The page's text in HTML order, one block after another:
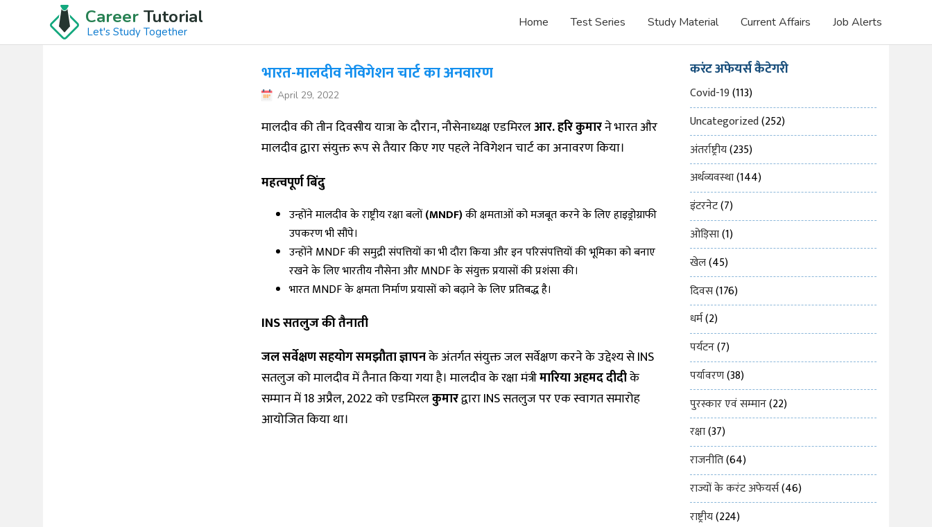
Career Tutorial
Let's Study Together
Home Test Series Study Material Current Affairs Job Alerts
भारत-मालदीव नेविगेशन चार्ट का अनवारण
April 29, 2022
मालदीव की तीन दिवसीय यात्रा के दौरान, नौसेनाध्यक्ष एडमिरलआर. हरि कुमारने भारत और
मालदीव द्वारा संयुक्त रूप से तैयार किए गए पहले नेविगेशन चार्ट का अनावरण किया।
महत्वपूर्ण बिंदु
उन्होंने मालदीव के राष्ट्रीय रक्षा बलों(MNDF)की क्षमताओं को मजबूत करने के लिए हाइड्रोग्राफी
उपकरण भी सौंपे।
उन्होंने MNDF की समुद्री संपत्तियों का भी दौरा किया और इन परिसंपत्तियों की भूमिका को बनाए
रखने के लिए भारतीय नौसेना और MNDF के संयुक्त प्रयासों की प्रशंसा की।
भारत MNDF के क्षमता निर्माण प्रयासों को बढ़ाने के लिए प्रतिबद्ध है।
INS सतलुज की तैनाती
जल सर्वेक्षण सहयोग समझौता ज्ञापनके अंतर्गत संयुक्त जल सर्वेक्षण करने के उद्देश्य से INS
सतलुज को मालदीव में तैनात किया गया है। मालदीव के रक्षा मंत्रीमारिया अहमद दीदीके
सम्मान में 18 अप्रैल, 2022 को एडमिरलकुमारद्वारा INS सतलुज पर एक स्वागत समारोह
आयोजित किया था।
करंट अफेयर्स कैटेगरी
Covid-19(113)
Uncategorized(252)
अंतर्राष्ट्रीय(235)
अर्थव्यवस्था(144)
इंटरनेट(7)
ओड़िसा(1)
खेल(45)
दिवस(176)
धर्म(2)
पर्यटन(7)
पर्यावरण(38)
पुरस्कार एवं सम्मान(22)
रक्षा(37)
राजनीति(64)
राज्यों के करंट अफेयर्स(46)
राष्ट्रीय(224)